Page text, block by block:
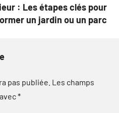
: Les étapes clés pour
un jardin ou un parc
pas publiée. Les champs
*